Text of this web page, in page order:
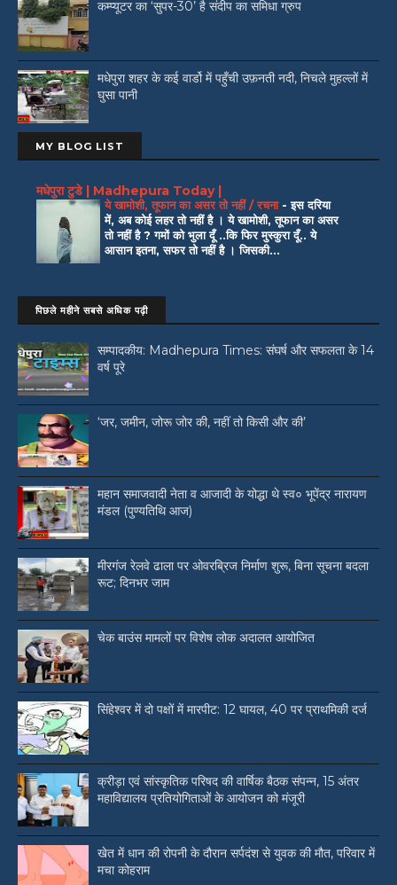
कम्प्यूटर का ‘सुपर-30’ है संदीप का समिधा ग्रुप
मधेपुरा शहर के कई वार्डो में पहुँची उफ़नती नदी, निचले मुहल्लों में
घुसा पानी
MY BLOG LIST
मधेपुरा टुडे | Madhepura Today |
ये खामोशी, तूफान का असर तो नहीं / रचना -इस दरिया
में, अब कोई लहर तो नहीं है । ये खामोशी, तूफान का असर
तो नहीं है ? गमों को भुला दूँ ..कि फिर मुस्कुरा दूँ.. ये
आसान इतना, सफर तो नहीं है । जिसकी...
पिछले महीने सबसे अधिक पढ़ी
सम्पादकीय: Madhepura Times: संघर्ष और सफलता के 14
वर्ष पूरे
‘जर, जमीन, जोरू जोर की, नहीं तो किसी और की’
महान समाजवादी नेता व आजादी के योद्धा थे स्व० भूपेंद्र नारायण
मंडल (पुण्यतिथि आज)
मीरगंज रेलवे ढाला पर ओवरब्रिज निर्माण शुरू, बिना सूचना बदला
रूट; दिनभर जाम
चेक बाउंस मामलों पर विशेष लोक अदालत आयोजित
सिंहेश्वर में दो पक्षों में मारपीट: 12 घायल, 40 पर प्राथमिकी दर्ज
क्रीड़ा एवं सांस्कृतिक परिषद की वार्षिक बैठक संपन्न, 15 अंतर
महाविद्यालय प्रतियोगिताओं के आयोजन को मंजूरी
खेत में धान की रोपनी के दौरान सर्पदंश से युवक की मौत, परिवार में
मचा कोहराम